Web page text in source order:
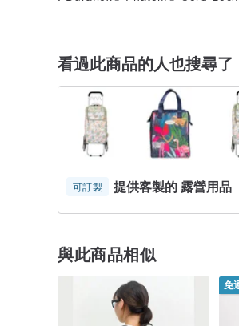
看過此商品的人也搜尋了
可訂製 提供客製的 露營用品
與此商品相似
免